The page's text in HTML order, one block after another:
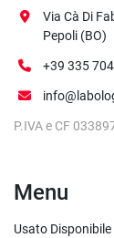
Via Cà Di
Pepoli (BO)
+39 335
P.IVA e CF
Menu
Usato Disponibile